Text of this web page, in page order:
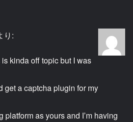
り:
kinda off topic but I was
get a captcha plugin for my
platform as yours and I’m having